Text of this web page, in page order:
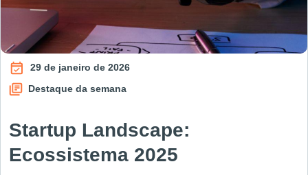
29 de janeiro de 2026
Destaque da semana
Startup Landscape:
Ecossistema 2025